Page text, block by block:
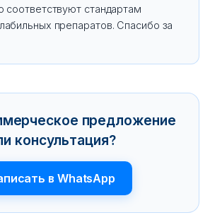
соответствуют стандартам
препаратов. Спасибо за
предложение
консультация?
в WhatsApp